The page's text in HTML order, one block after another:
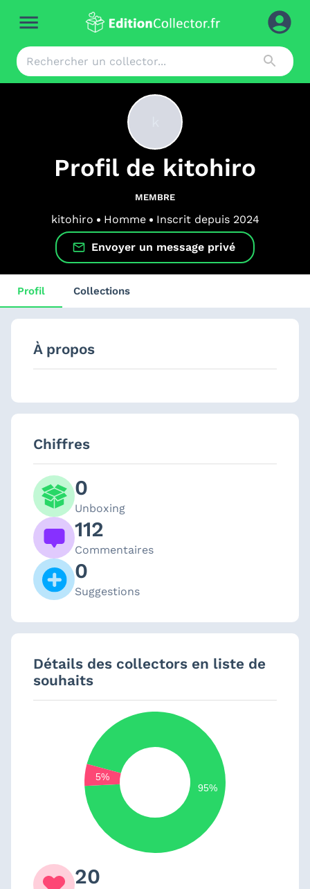
Profil de kitohiro
MEMBRE
kitohiro Homme Inscrit depuis 2024
Envoyer un message privé
Profil Collections
À propos
Chiffres
0
Unboxing
112
Commentaires
0
Suggestions
Détails des collectors en liste de
souhaits
95%
5%
20